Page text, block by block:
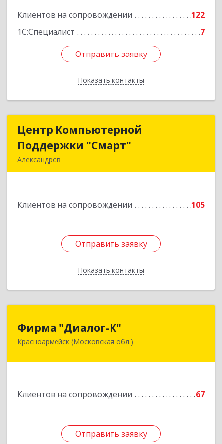
Клиентов на сопровождении
122
1С:Специалист
7
Отправить заявку
Показать контакты
Подробнее
Отправить заявку
Назад
Центр Компьютерной
Поддержки "Смарт"
Александров
Клиентов на сопровождении 105
Отправить заявку
Показать контакты
Центр Компьютерной
Поддержки "Смарт"
Отправить заявку
Назад
Фирма "Диалог-К"
Красноармейск (Московская обл.)
Клиентов на сопровождении 67
Отправить заявку
141292, Московская обл, Красноармейск г,
Отправить заявку